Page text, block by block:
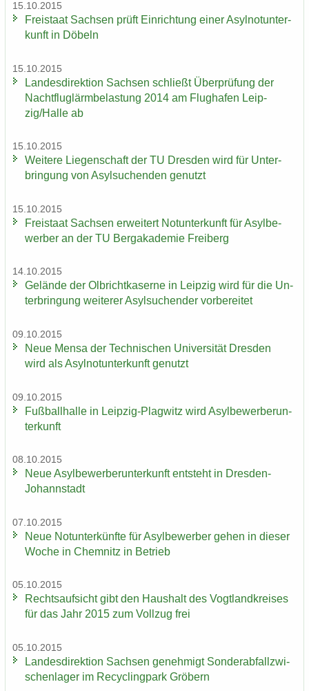
15.10.2015
Frei­staat Sach­sen prüft Ein­rich­tung einer Asyl­not­un­ter­
kunft in Dö­beln
15.10.2015
Lan­des­di­rek­ti­on Sach­sen schließt Über­prü­fung der
Nacht­flug­lärm­be­las­tung 2014 am Flug­ha­fen Leip­
zig/Halle ab
15.10.2015
Wei­te­re Lie­gen­schaft der TU Dres­den wird für Un­ter­
brin­gung von Asyl­su­chen­den ge­nutzt
15.10.2015
Frei­staat Sach­sen er­wei­tert Not­un­ter­kunft für Asyl­be­
wer­ber an der TU Berg­aka­de­mie Frei­berg
14.10.2015
Ge­län­de der Ol­bricht­ka­ser­ne in Leip­zig wird für die Un­
ter­brin­gung wei­te­rer Asyl­su­chen­der vor­be­rei­tet
09.10.2015
Neue Mensa der Tech­ni­schen Uni­ver­si­tät Dres­den
wird als Asyl­not­un­ter­kunft ge­nutzt
09.10.2015
Fuß­ball­hal­le in Leipzig-​Plagwitz wird Asyl­be­wer­ber­un­
ter­kunft
08.10.2015
Neue Asyl­be­wer­ber­un­ter­kunft ent­steht in Dresden-​
Johannstadt
07.10.2015
Neue Not­un­ter­künf­te für Asyl­be­wer­ber gehen in die­ser
Woche in Chem­nitz in Be­trieb
05.10.2015
Rechts­auf­sicht gibt den Haus­halt des Vogt­land­krei­ses
für das Jahr 2015 zum Voll­zug frei
05.10.2015
Lan­des­di­rek­ti­on Sach­sen ge­neh­migt Son­der­ab­fall­zwi­
schen­la­ger im Re­cy­cling­park Grö­bern